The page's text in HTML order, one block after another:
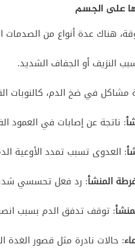
على الجسم
هناك عدة أنواع من
النزيف أو الجفاف الشديد.
مشاكل في ضخ الدم، كالنوبات
: ناتجة عن إصابات في العمود
: العدوى تسبب تمدد الأوعية
المنشأ: رد فعل تحسسي
: توقف تدفق الدم بسبب
: حالات نادرة مثل قصور الغدة